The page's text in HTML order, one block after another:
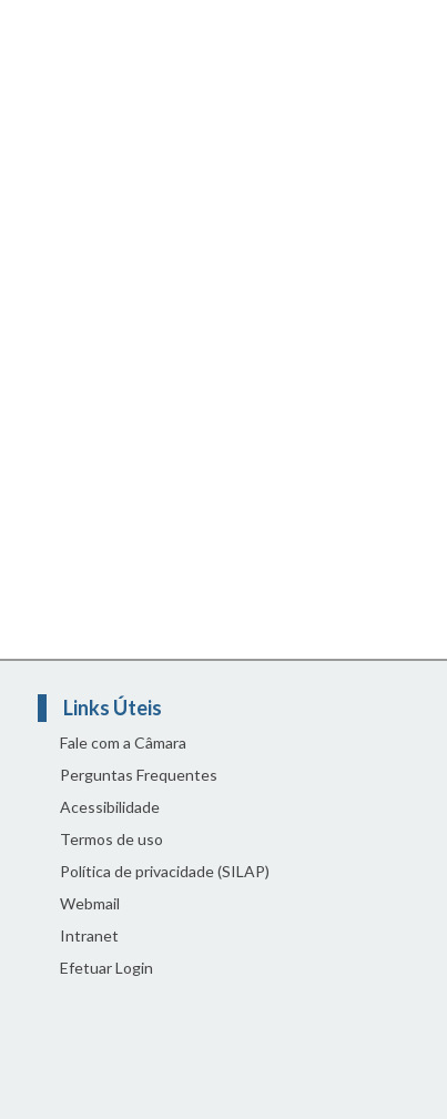
Links Úteis
Fale com a Câmara
Perguntas Frequentes
Acessibilidade
Termos de uso
Política de privacidade (SILAP)
Webmail
Intranet
Efetuar Login